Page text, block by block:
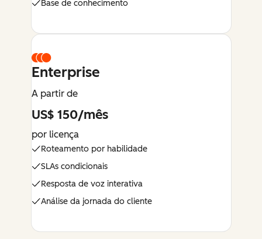
Base de conhecimento
Enterprise
A partir de
US$ 150/mês
por licença
Roteamento por habilidade
SLAs condicionais
Resposta de voz interativa
Análise da jornada do cliente